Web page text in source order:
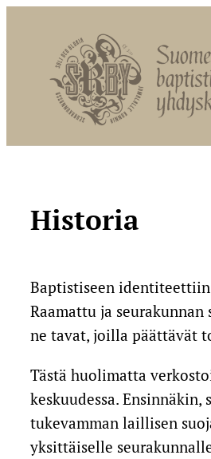
Historia
Baptistiseen
Raamattu ja
ne tavat, joilla päättävät
Tästä huolimatta
keskuudessa.
tukevamman laillisen
yksittäiselle